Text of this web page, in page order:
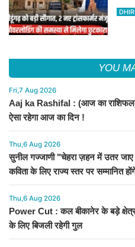
YOU
Fri,7 Aug 2026
Aaj ka Rashifal : (आज का राशिफल)
ऐसा रहेगा आज का दिन !
Thu,6 Aug 2026
सुनील गज्जाणी "चेहरा ज़हन में उतर
कविता के लिए राज्य स्तर पर सम्मानित
Thu,6 Aug 2026
Power Cut : कल बीकानेर के बड़े क्षेत्र
के लिए बिजली रहेगी गुल